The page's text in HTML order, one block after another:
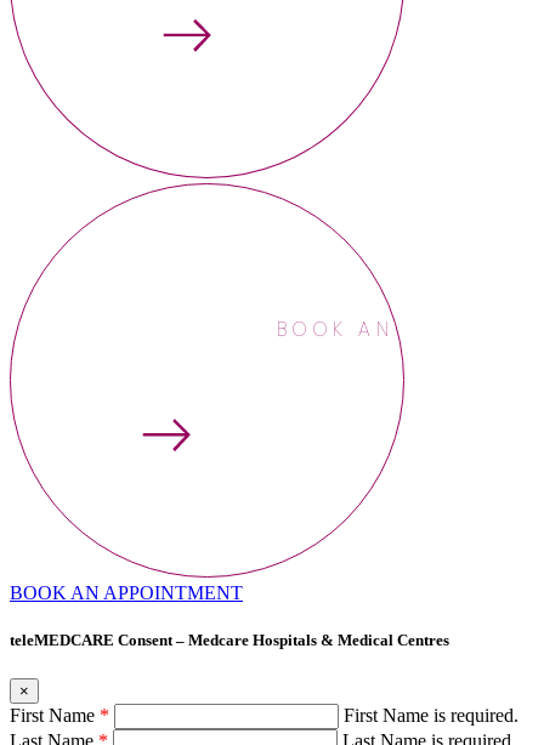
BOOK AN
BOOK AN APPOINTMENT
teleMEDCARE Consent – Medcare Hospitals & Medical Centres
×
First Name *
First Name is required.
Last Name * Last Name is required.